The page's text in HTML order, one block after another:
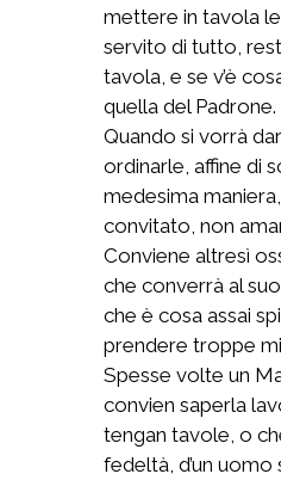
mettere in tavola
servito di tutto,
tavola, e se v’è
quella del Padrone.
Quando si vorrà
ordinarle, affine di
medesima
convitato, non
Conviene altresì
che converrà al
che è cosa assai
prendere troppe
Spesse volte un
convien saperla
tengan tavole, o
fedeltà, d’un